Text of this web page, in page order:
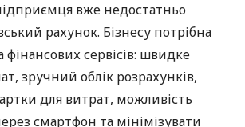
вже недостатньо
рахунок. Бізнесу потрібна
фінансових сервісів: швидке
зручний облік розрахунків,
для витрат, можливість
смартфон та мінімізувати